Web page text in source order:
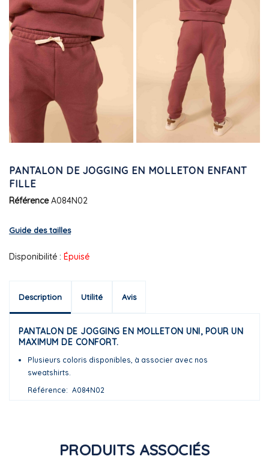
PANTALON DE JOGGING EN MOLLETON ENFANT
FILLE
Référence A084N02
Guide des tailles
Disponibilité : Épuisé
Description Utilité Avis
PANTALON DE JOGGING EN MOLLETON UNI, POUR UN
MAXIMUM DE CONFORT.
Plusieurs coloris disponibles, à associer avec nos
sweatshirts.
Référence
A084N02
PRODUITS ASSOCIÉS